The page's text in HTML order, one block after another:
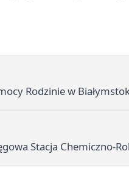
Rodzinie w
Stacja Chemiczno-